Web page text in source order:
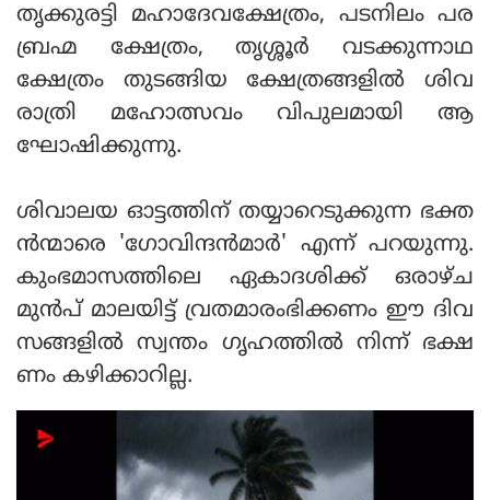
തൃക്കുരട്ടി മഹാദേവക്ഷേത്രം, പടനിലം പര
ബ്രഹ്മ ക്ഷേത്രം, തൃശ്ശൂര്‍ വടക്കുന്നാഥ
ക്ഷേത്രം തുടങ്ങിയ ക്ഷേത്രങ്ങളില്‍ ശിവ
രാത്രി മഹോത്സവം വിപുലമായി ആ
ഘോഷിക്കുന്നു.
ശിവാലയ ഓട്ടത്തിന് തയ്യാറെടുക്കുന്ന ഭക്ത
ന്‍ന്മാരെ 'ഗോവിന്ദന്‍മാര്‍' എന്ന് പറയുന്നു.
കുംഭമാസത്തിലെ ഏകാദശിക്ക് ഒരാഴ്ച
മുന്‍പ് മാലയിട്ട് വ്രതമാരംഭിക്കണം ഈ ദിവ
സങ്ങളില്‍ സ്വന്തം ഗൃഹത്തില്‍ നിന്ന് ഭക്ഷ
ണം കഴിക്കാറില്ല.